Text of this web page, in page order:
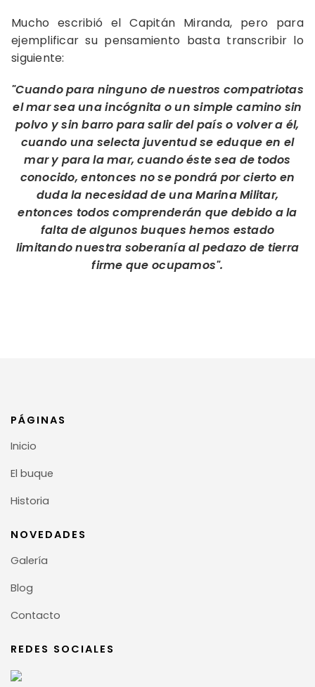
Mucho escribió el Capitán Miranda, pero para
ejemplificar su pensamiento basta transcribir lo
siguiente:
"Cuando para ninguno de nuestros compatriotas
el mar sea una incógnita o un simple camino sin
polvo y sin barro para salir del país o volver a él,
cuando una selecta juventud se eduque en el
mar y para la mar, cuando éste sea de todos
conocido, entonces no se pondrá por cierto en
duda la necesidad de una Marina Militar,
entonces todos comprenderán que debido a la
falta de algunos buques hemos estado
limitando nuestra soberanía al pedazo de tierra
firme que ocupamos".
PÁGINAS
Inicio
El buque
Historia
NOVEDADES
Galería
Blog
Contacto
REDES SOCIALES